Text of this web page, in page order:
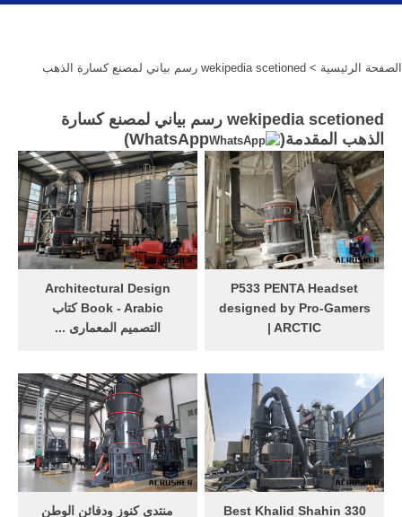
الصفحة الرئيسية > wekipedia scetioned رسم بياني لمصنع كسارة الذهب
wekipedia scetioned رسم بياني لمصنع كسارة
الذهب المقدمة(
WhatsApp
)
Architectural Design
Book - Arabic كتاب
التصميم المعمارى ...
التصميم المعمارى - عربى ...
على‬ ‫ذلك‬ ‫وأثر‬‫تم‬ ‫رسم‬ ‫على‬
‫المشهور‬ ‫التدريب‬ ‫رسم‬ ‫خالل‬
‫التركيز ...
P533 PENTA Headset
designed by Pro-Gamers
| ARCTIC
challenges. With the P533
PENTA, you get the perfect
equipment. ARCTIC has
further developed their
gaming headset with the
German eSport brand
PENTA Sports to guarantee
منتدى كنوز ودفائن الوطن
330 Best Khalid Shahin